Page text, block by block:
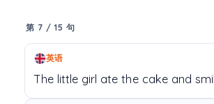
第 7 / 15 句
英语
The little girl ate the cake and